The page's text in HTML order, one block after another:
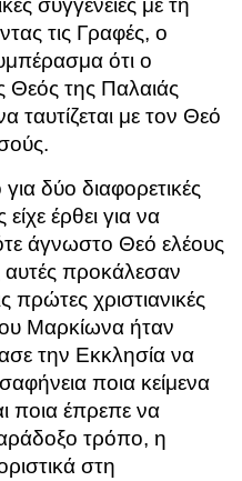
συγγένειες με τη
τις Γραφές, ο
ότι ο
Θεός της Παλαιάς
ταυτίζεται με τον Θεό
δύο διαφορετικές
έρθει για να
άγνωστο Θεό ελέους
αυτές προκάλεσαν
πρώτες χριστιανικές
Μαρκίωνα ήταν
την Εκκλησία να
ποια κείμενα
ποια έπρεπε να
τρόπο, η
στη